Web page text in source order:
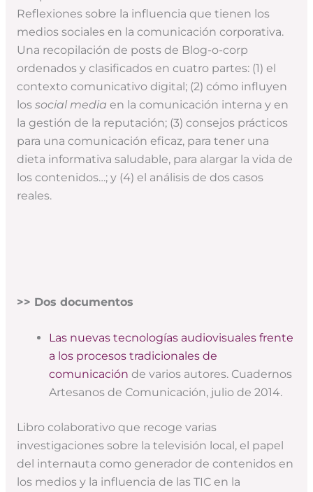
Reflexiones sobre la influencia que tienen los
medios sociales en la comunicación corporativa.
Una recopilación de posts de Blog-o-corp
ordenados y clasificados en cuatro partes: (1) el
contexto comunicativo digital; (2) cómo influyen
los social media en la comunicación interna y en
la gestión de la reputación; (3) consejos prácticos
para una comunicación eficaz, para tener una
dieta informativa saludable, para alargar la vida de
los contenidos…; y (4) el análisis de dos casos
reales.
>> Dos documentos
Las nuevas tecnologías audiovisuales frente
a los procesos tradicionales de
comunicación de varios autores. Cuadernos
Artesanos de Comunicación, julio de 2014.
Libro colaborativo que recoge varias
investigaciones sobre la televisión local, el papel
del internauta como generador de contenidos en
los medios y la influencia de las TIC en la